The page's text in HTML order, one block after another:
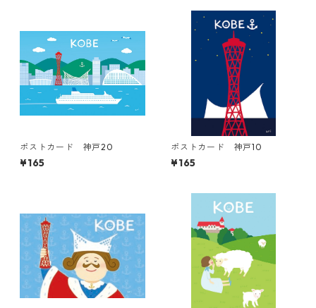
ポストカード 神戸20
¥165
ポストカード 神戸10
¥165